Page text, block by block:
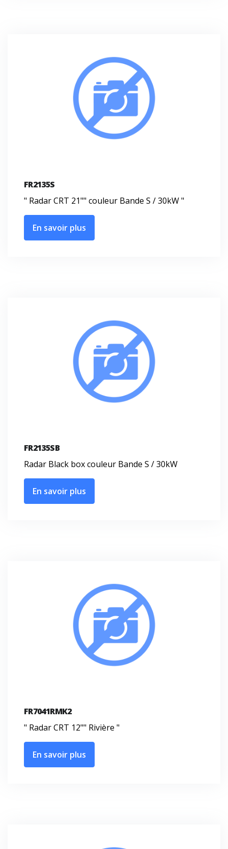
FR2135S
" Radar CRT 21"" couleur Bande S / 30kW "
En savoir plus
FR2135SB
Radar Black box couleur Bande S / 30kW
En savoir plus
FR7041RMK2
" Radar CRT 12"" Rivière "
En savoir plus